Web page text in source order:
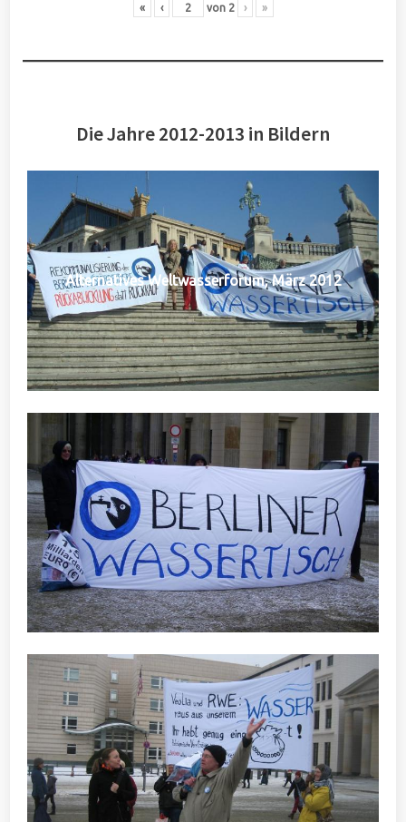
« ‹ von 2 › »
Die Jahre 2012-2013 in Bildern
Alternatives Weltwasserforum, März 2012